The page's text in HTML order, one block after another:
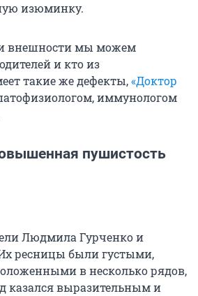
изюминку.
внешности мы можем
и кто из
такие же дефекты,«Доктор
иммунологом
пушистость
Людмила Гурченко и
ресницы были густыми,
в несколько рядов,
казался выразительным и